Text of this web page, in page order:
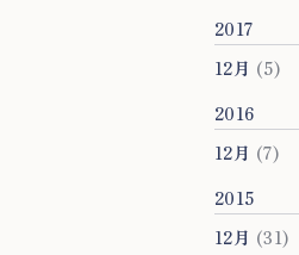
2017
12月 (5)
2016
12月 (7)
2015
12月 (31)